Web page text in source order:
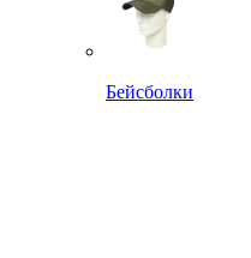
Бейсболки